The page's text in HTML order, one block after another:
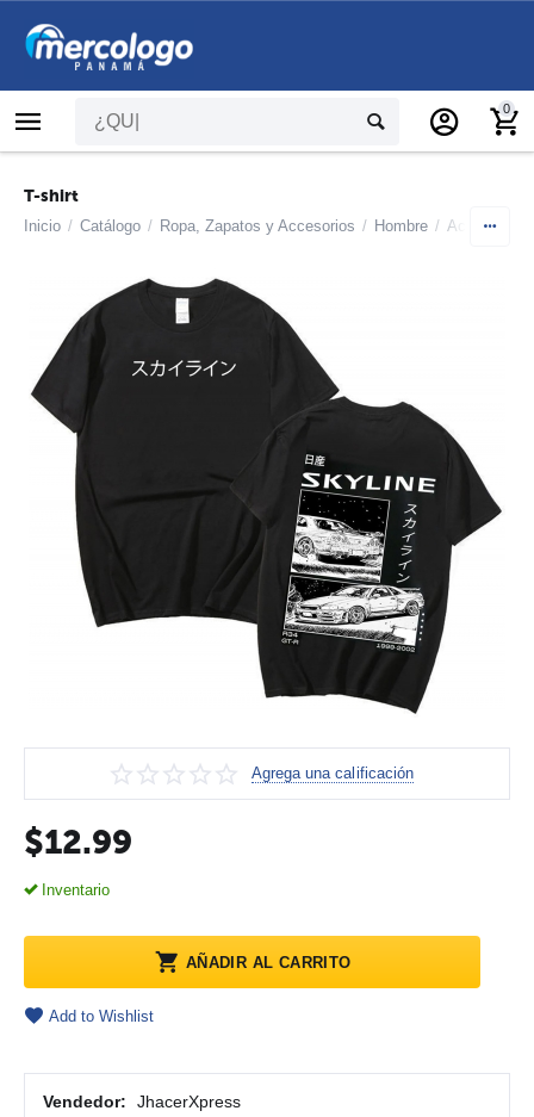
0
T-shirt
Inicio / Catálogo / Ropa, Zapatos y Accesorios / Hombre / Accesorios
Agrega una calificación
$12.99
Inventario
AÑADIR AL CARRITO
Add to Wishlist
Vendedor: JhacerXpress